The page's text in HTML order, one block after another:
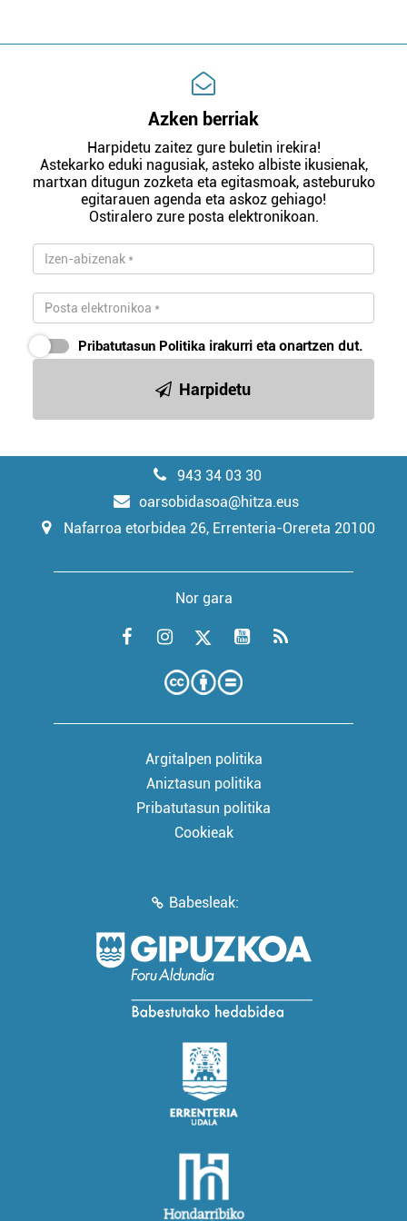
Azken berriak
Harpidetu zaitez gure buletin irekira!
Astekarko eduki nagusiak, asteko albiste ikusienak,
martxan ditugun zozketa eta egitasmoak, asteburuko
egitarauen agenda eta askoz gehiago!
Ostiralero zure posta elektronikoan.
Pribatutasun Politika irakurri eta onartzen dut.
Harpidetu
943 34 03 30
oarsobidasoa@hitza.eus
Nafarroa etorbidea 26, Errenteria-Orereta 20100
Nor gara
Argitalpen politika
Aniztasun politika
Pribatutasun politika
Cookieak
Babesleak: